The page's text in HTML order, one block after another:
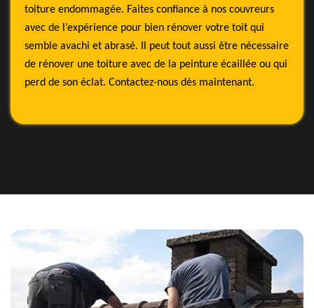
toiture endommagée. Faites confiance à nos couvreurs
avec de l’expérience pour bien rénover votre toit qui
semble avachi et abrasé. Il peut tout aussi être nécessaire
de rénover une toiture avec de la peinture écaillée ou qui
perd de son éclat. Contactez-nous dès maintenant.